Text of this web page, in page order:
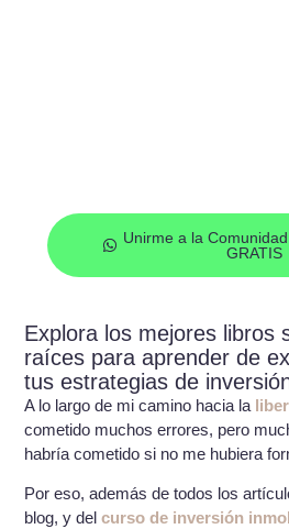
Unirme a la
GRATIS
Explora los mejores libros
raíces para aprender de
tus estrategias de
A lo largo de mi camino hacia la
cometido muchos errores, pero
habría cometido si no me hubiera
Por eso, además de todos los
blog, y delcurso de inversión